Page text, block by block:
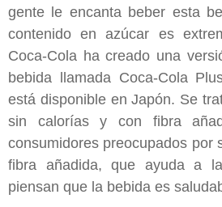
gente le encanta beber esta
contenido en azúcar es
Coca-Cola ha creado una
bebida llamada Coca-Cola
está disponible en Japón. Se
sin calorías y con fibra
consumidores preocupados por
fibra añadida, que ayuda a
piensan que la bebida es